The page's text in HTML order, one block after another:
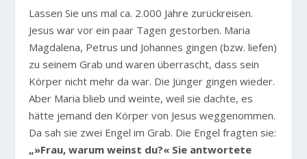
Lassen Sie uns mal ca. 2.000 Jahre zurückreisen.
Jesus war vor ein paar Tagen gestorben. Maria
Magdalena, Petrus und Johannes gingen (bzw. liefen)
zu seinem Grab und waren überrascht, dass sein
Körper nicht mehr da war. Die Jünger gingen wieder.
Aber Maria blieb und weinte, weil sie dachte, es
hätte jemand den Körper von Jesus weggenommen.
Da sah sie zwei Engel im Grab. Die Engel fragten sie:
„»Frau, warum weinst du?« Sie antwortete